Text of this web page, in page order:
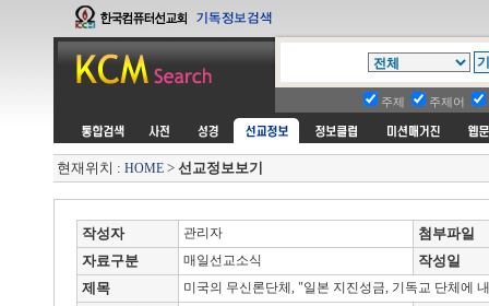
주제 주제어
현재위치 : HOME > 선교정보보기
작성자 관리자
첨부파일
자료구분
매일선교소식
작성일
제목
미국의 무신론단체, "일본 지진성금, 기독교 단체에